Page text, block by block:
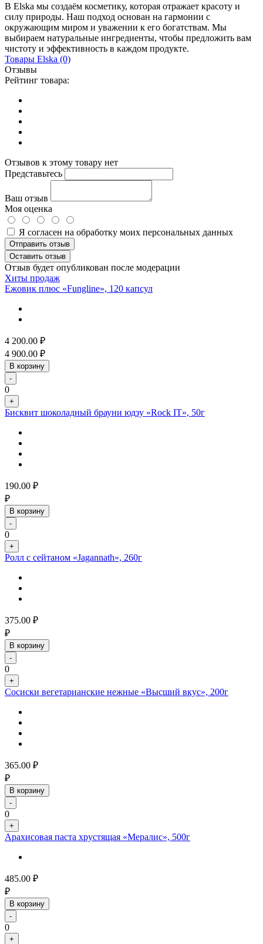
В Elska мы создаём косметику, которая отражает красоту и
силу природы. Наш подход основан на гармонии с
окружающим миром и уважении к его богатствам. Мы
выбираем натуральные ингредиенты, чтобы предложить вам
чистоту и эффективность в каждом продукте.
Товары Elska (0)
Отзывы
Рейтинг товара:
Отзывов к этому товару нет
Представьтесь
Ваш отзыв
Моя оценка
Я согласен на обработку моих персональных данных
Отправить отзыв
Оставить отзыв
Отзыв будет опубликован после модерации
Хиты продаж
Ежовик плюс «Fungline», 120 капсул
4 200.00 ₽
4 900.00 ₽
В корзину
-
0
+
Бисквит шоколадный брауни юдзу «Rock IT», 50г
190.00 ₽
₽
В корзину
-
0
+
Ролл с сейтаном «Jagannath», 260г
375.00 ₽
₽
В корзину
-
0
+
Сосиски вегетарианские нежные «Высший вкус», 200г
365.00 ₽
₽
В корзину
-
0
+
Арахисовая паста хрустящая «Мералис», 500г
485.00 ₽
₽
В корзину
-
0
+